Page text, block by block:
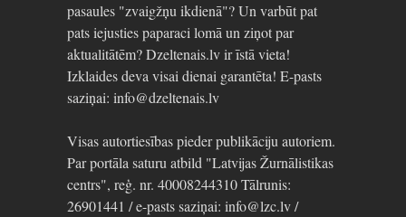
pasaules "zvaigžņu ikdienā"? Un varbūt pat
pats iejusties paparaci lomā un ziņot par
aktualitātēm? Dzeltenais.lv ir īstā vieta!
Izklaides deva visai dienai garantēta! E-pasts
saziņai: info@dzeltenais.lv
Visas autortiesības pieder publikāciju autoriem.
Par portāla saturu atbild "Latvijas Žurnālistikas
centrs", reģ. nr. 40008244310 Tālrunis:
26901441 / e-pasts saziņai: info@lzc.lv /